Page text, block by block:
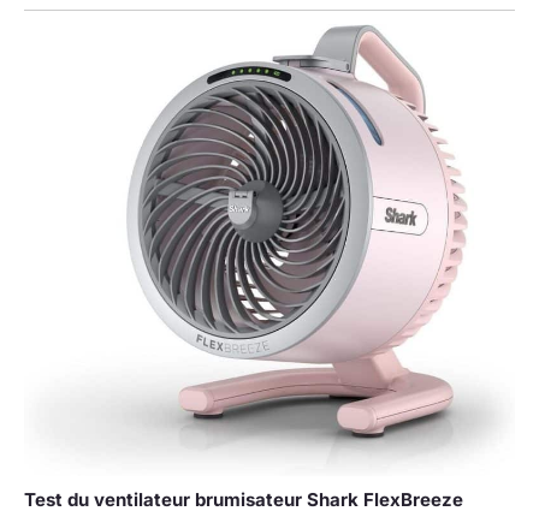
Test du ventilateur brumisateur Shark FlexBreeze